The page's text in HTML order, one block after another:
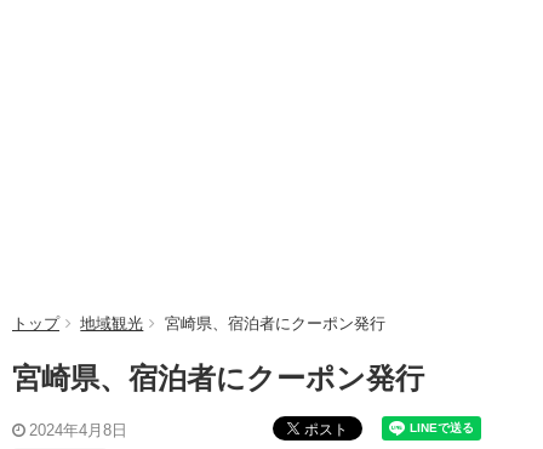
トップ 地域観光 宮崎県、宿泊者にクーポン発行
宮崎県、宿泊者にクーポン発行
2024年4月8日 ポスト